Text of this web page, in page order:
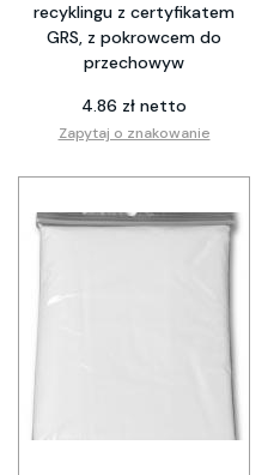
recyklingu z certyfikatem
GRS, z pokrowcem do
przechowyw
4.86 zł netto
Zapytaj o znakowanie